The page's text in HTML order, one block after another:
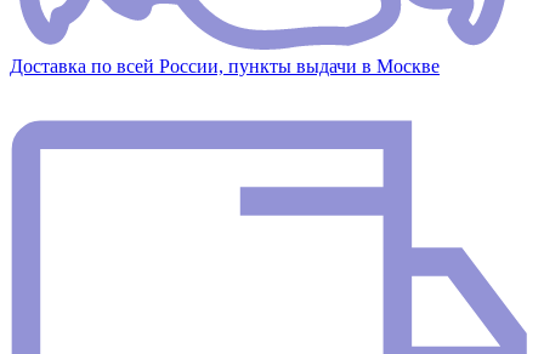
Доставка по всей России, пункты выдачи в Москве